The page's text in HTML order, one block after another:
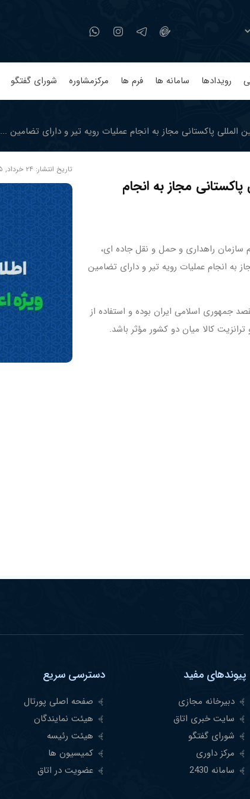
رویدادها سامانه ها فرم ها مرکزمشاوره شورای گفتگو
پاکستانی مجاز به انجام عملیات رویه تیر و دارای تضامین ...
تاریخ انتشار:
مجاز به انجام
سازمان راهداری و حمل و نقل جاده ای،
انجام عملیات رویه تیر و دارای تضامین
جمهوری اسلامی ایران بوده و استفاده از
کالا میان دو کشور مؤثر باشد.
پیوندهای مفید
دبیرخانه مجازی
سایت خبری اتاق
شورای گفتگو
مرکز داوری
سامانه 2430
دسترسی سریع
صفحه اصلی پورتال
هیئت نمایندگان
هیئت رئیسه
کمیسیون ها
عضویت در اتاق